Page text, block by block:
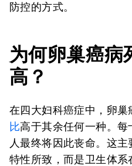
防控的方式。
为何卵巢癌病
高？
在四大妇科癌症中，卵巢
比高于其余任何一种。
人最终将因此丧命。这
特性所致，而是卫生体